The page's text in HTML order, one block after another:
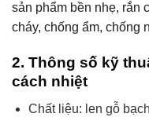
sản phẩm bền nhẹ, rắn
cháy, chống ẩm, chống
2. Thông số kỹ
cách nhiệt
Chất liệu: len gỗ